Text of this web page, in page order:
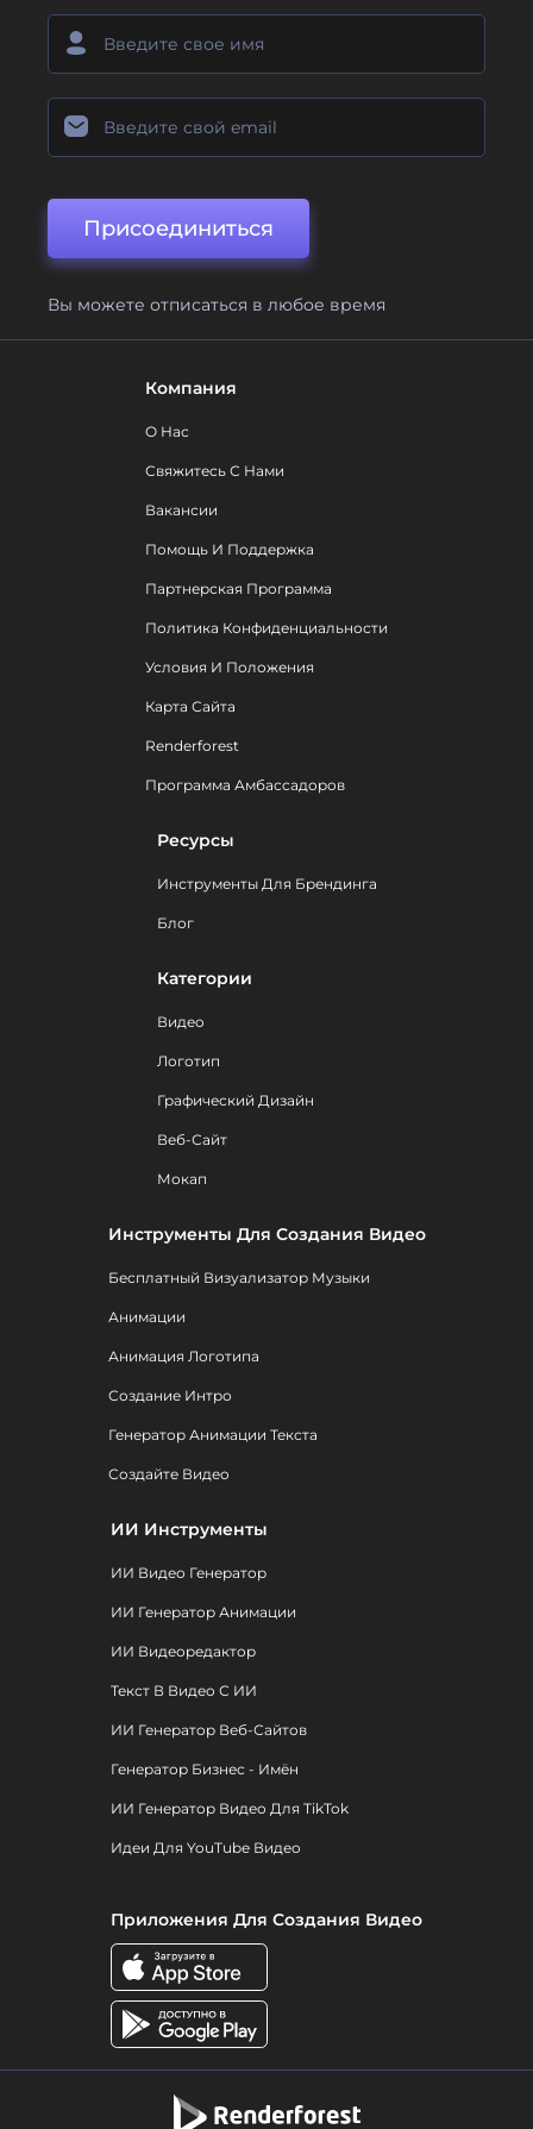
Присоединиться
Вы можете отписаться в любое время
Компания
О Нас
Свяжитесь С Нами
Вакансии
Помощь И Поддержка
Партнерская Программа
Политика Конфиденциальности
Условия И Положения
Карта Сайта
Renderforest
Программа Амбассадоров
Ресурсы
Инструменты Для Брендинга
Блог
Категории
Видео
Логотип
Графический Дизайн
Веб-Сайт
Мокап
Инструменты Для Создания Видео
Бесплатный Визуализатор Музыки
Анимации
Анимация Логотипа
Создание Интро
Генератор Анимации Текста
Создайте Видео
ИИ Инструменты
ИИ Видео Генератор
ИИ Генератор Анимации
ИИ Видеоредактор
Текст В Видео С ИИ
ИИ Генератор Веб-Сайтов
Генератор Бизнес - Имён
ИИ Генератор Видео Для TikTok
Идеи Для YouTube Видео
Приложения Для Создания Видео